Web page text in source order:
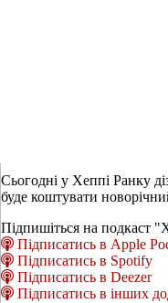
Сьогодні у Хеппі Ранку
буде коштувати
Підпишіться на подкаст
Підписатись в Apple
Підписатись в Spotify
Підписатись в Deezer
Підписатись в інших